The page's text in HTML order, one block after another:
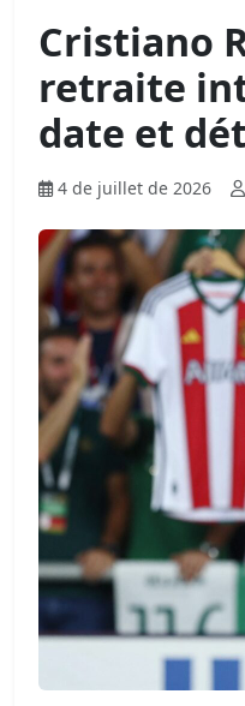
Cristiano
retraite
date et
4 de juillet de 2026